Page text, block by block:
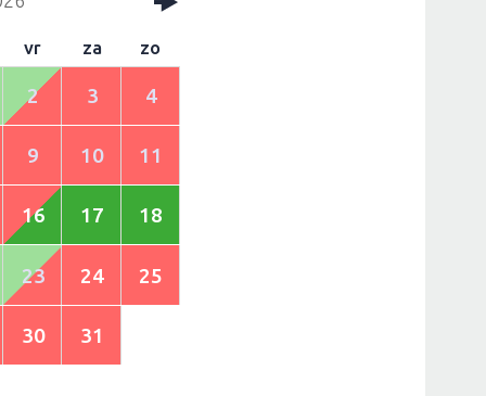
vr za zo
2 3 4
9 10 11
16 17 18
23 24 25
30 31